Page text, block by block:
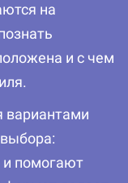
на
и с чем
вариантами
и помогают